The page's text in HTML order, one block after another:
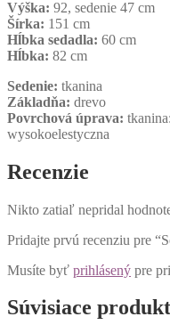
Výška: 92, sedenie 47 cm
Šírka: 151 cm
Hĺbka sedadla: 60 cm
Hĺbka: 82 cm
Sedenie: tkanina
Základňa: drevo
Povrchová úprava:
wysokoelestyczna
Recenzie
Nikto zatiaľ nepridal
Pridajte prvú recenziu pre
Musíte byť prihlásený pre
Súvisiace